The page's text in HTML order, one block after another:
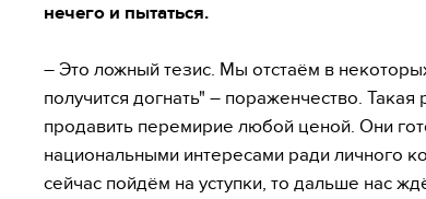
нечего и пытаться.
– Это ложный тезис. Мы отстаём в
получится догнать" – пораженчество.
продавить перемирие любой ценой. Они
национальными интересами ради личного
сейчас пойдём на уступки, то дальше нас